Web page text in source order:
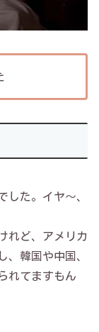
した。イヤ～、
れど、アメリカ
、韓国や中国、
れてますもん